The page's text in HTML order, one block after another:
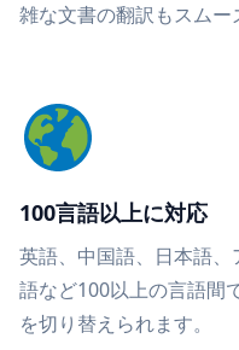
雑な文書の翻訳もスムー
100言語以上に対応
英語、中国語、日本語
語など100以上の言語間
を切り替えられます。